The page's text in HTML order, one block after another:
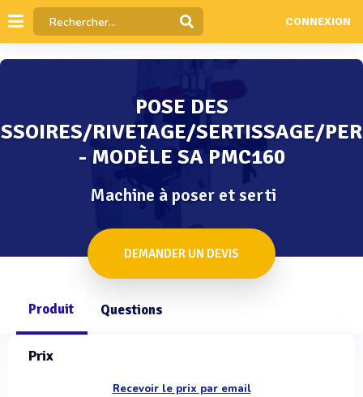
CONNEXION
POSE DES
RIVETAGE/SERTISSAGE/
- MODÈLE SA PMC160
Machine à poser et serti
DEMANDER UN DEVIS
Produit Questions
Prix
Recevoir le prix par email